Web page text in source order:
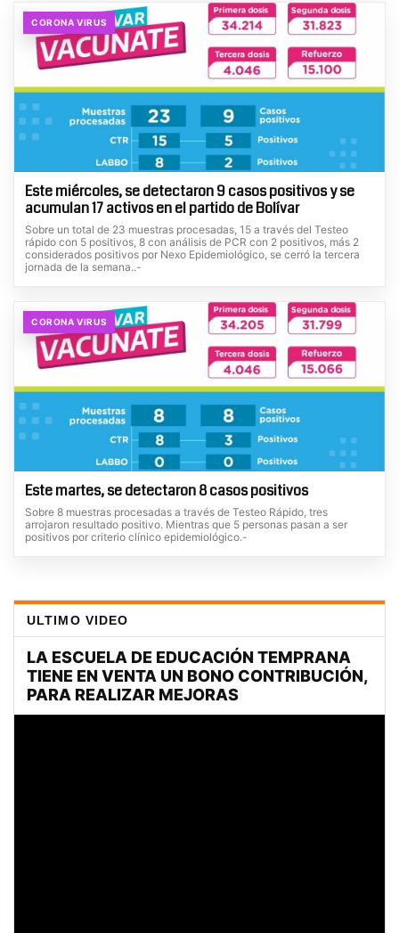
CORONA VIRUS
Este miércoles, se detectaron 9 casos positivos y se
acumulan 17 activos en el partido de Bolívar
Sobre un total de 23 muestras procesadas, 15 a través del Testeo
rápido con 5 positivos, 8 con análisis de PCR con 2 positivos, más 2
considerados positivos por Nexo Epidemiológico, se cerró la tercera
jornada de la semana..-
CORONA VIRUS
Este martes, se detectaron 8 casos positivos
Sobre 8 muestras procesadas a través de Testeo Rápido, tres
arrojaron resultado positivo. Mientras que 5 personas pasan a ser
positivos por criterio clínico epidemiológico.-
ULTIMO VIDEO